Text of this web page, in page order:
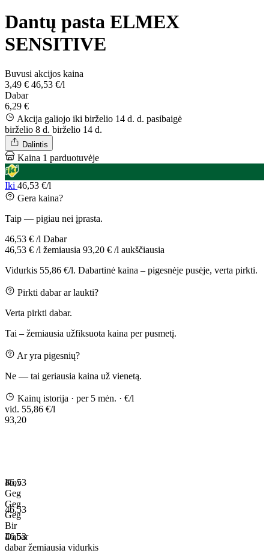
Dantų pasta ELMEX
SENSITIVE
Buvusi akcijos kaina
3,49 € 46,53 €/l
Dabar
6,29 €
Akcija galiojo iki birželio 14 d. d. pasibaigė
birželio 8 d. birželio 14 d.
Dalintis
Kaina 1 parduotuvėje
Iki 46,53 €/l
Gera kaina?
Taip — pigiau nei įprasta.
46,53 € /l Dabar
46,53 € /l žemiausia 93,20 € /l aukščiausia
Vidurkis 55,86 €/l. Dabartinė kaina – pigesnėje pusėje, verta pirkti.
Pirkti dabar ar laukti?
Verta pirkti dabar.
Tai – žemiausia užfiksuota kaina per pusmetį.
Ar yra pigesnių?
Ne — tai geriausia kaina už vienetą.
Kainų istorija · per 5 mėn. · €/l
vid. 55,86 €/l
93,20
46,53
46,53
46,53
Kov
Geg
Geg
Geg
Bir
Dabar
dabaržemiausia vidurkis